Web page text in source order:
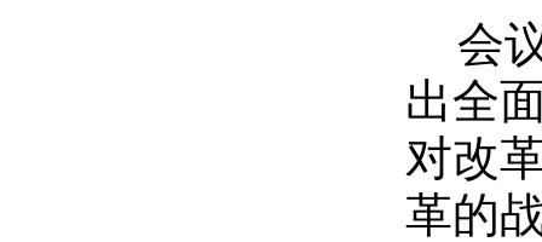
会
出全
对改
革的